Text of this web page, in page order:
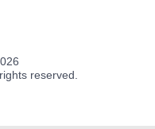
reserved.